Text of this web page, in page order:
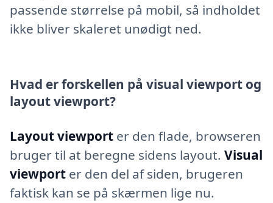
passende størrelse på mobil, så indholdet
ikke bliver skaleret unødigt ned.
Hvad er forskellen på visual viewport og
layout viewport?
Layout viewport er den flade, browseren
bruger til at beregne sidens layout. Visual
viewport er den del af siden, brugeren
faktisk kan se på skærmen lige nu.